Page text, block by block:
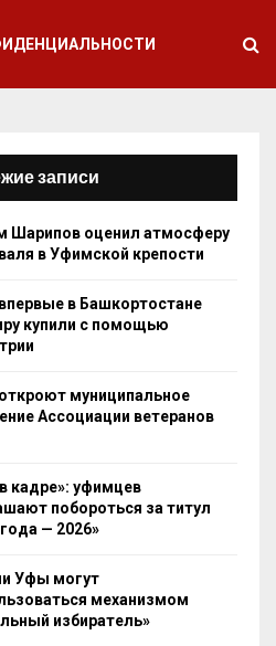
записи
Шарипов оценил атмосферу
в Уфимской крепости
в Башкортостане
купили с помощью
муниципальное
Ассоциации ветеранов
кадре»: уфимцев
побороться за титул
— 2026»
Уфы могут
механизмом
избиратель»